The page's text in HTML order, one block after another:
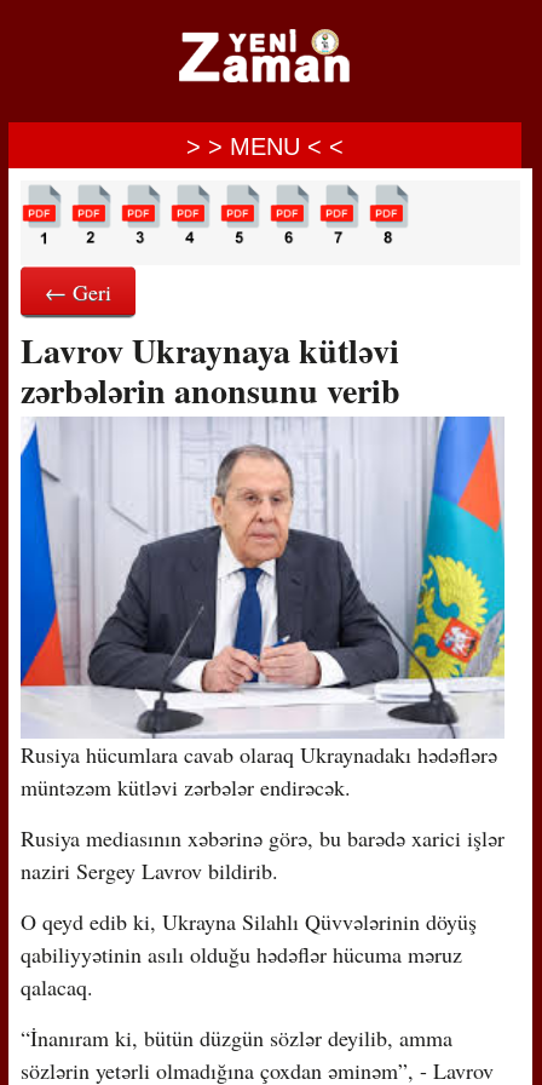
> > MENU < <
← Geri
Lavrov Ukraynaya kütləvi
zərbələrin anonsunu verib
Rusiya hücumlara cavab olaraq Ukraynadakı hədəflərə
müntəzəm kütləvi zərbələr endirəcək.
Rusiya mediasının xəbərinə görə, bu barədə xarici işlər
naziri Sergey Lavrov bildirib.
O qeyd edib ki, Ukrayna Silahlı Qüvvələrinin döyüş
qabiliyyətinin asılı olduğu hədəflər hücuma məruz
qalacaq.
“İnanıram ki, bütün düzgün sözlər deyilib, amma
sözlərin yetərli olmadığına çoxdan əminəm”, - Lavrov